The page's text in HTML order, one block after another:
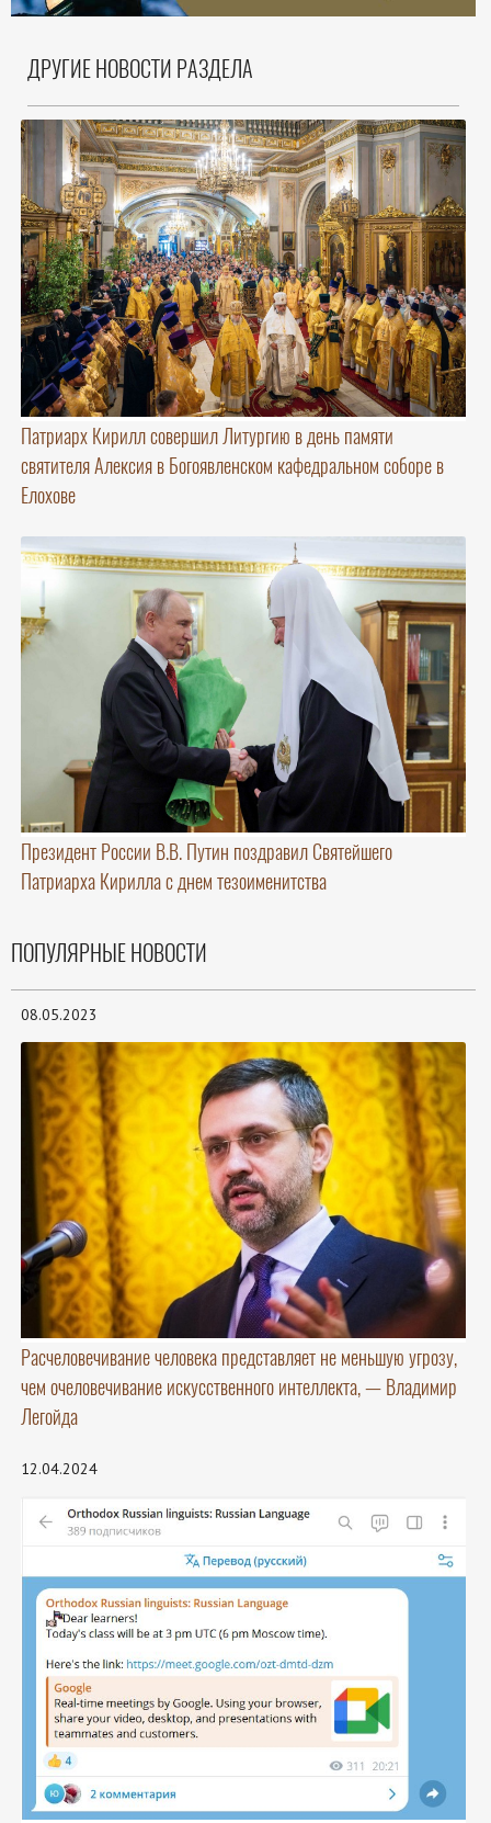
ДРУГИЕ НОВОСТИ РАЗДЕЛА
Патриарх Кирилл совершил Литургию в день памяти
святителя Алексия в Богоявленском кафедральном соборе в
Елохове
Президент России В.В. Путин поздравил Святейшего
Патриарха Кирилла с днем тезоименитства
ПОПУЛЯРНЫЕ НОВОСТИ
08.05.2023
Расчеловечивание человека представляет не меньшую угрозу,
чем очеловечивание искусственного интеллекта, — Владимир
Легойда
12.04.2024